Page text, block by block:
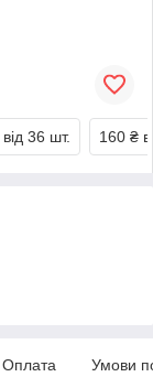
від 36 шт. 160 ₴
Оплата Умови